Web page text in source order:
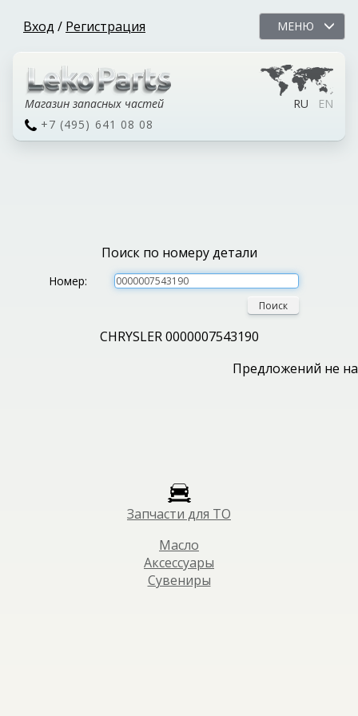
Вход / Регистрация МЕНЮ
Магазин запасных частей RU
EN
+7 (495) 641 08 08
Поиск по номеру детали
Номер:
Поиск
CHRYSLER 0000007543190
Предложений не
Запчасти для ТО
Масло
Аксессуары
Сувениры